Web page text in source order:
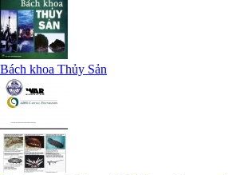
Bách khoa Thủy Sản